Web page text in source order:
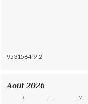
9531564-9-2
Août 2026
D L M